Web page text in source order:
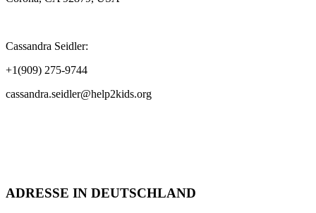
Cassandra Seidler:
+1(909) 275-9744
cassandra.seidler@help2kids.org
ADRESSE IN DEUTSCHLAND